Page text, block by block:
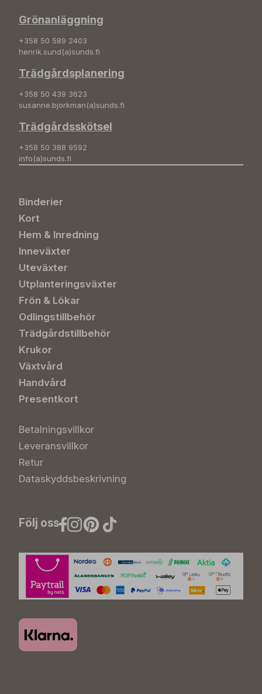
Grönanläggning
+358 50 589 2403
henrik.sund(a)sunds.fi
Trädgårdsplanering
+358 50 439 3623
susanne.bjorkman(a)sunds.fi
Trädgårdsskötsel
+358 50 388 9592
info(a)sunds.fi
Binderier
Kort
Hem & Inredning
Inneväxter
Uteväxter
Utplanteringsväxter
Frön & Lökar
Odlingstillbehör
Trädgårdstillbehör
Krukor
Växtvård
Handvård
Presentkort
Betalningsvillkor
Leveransvillkor
Retur
Dataskyddsbeskrivning
Följ oss